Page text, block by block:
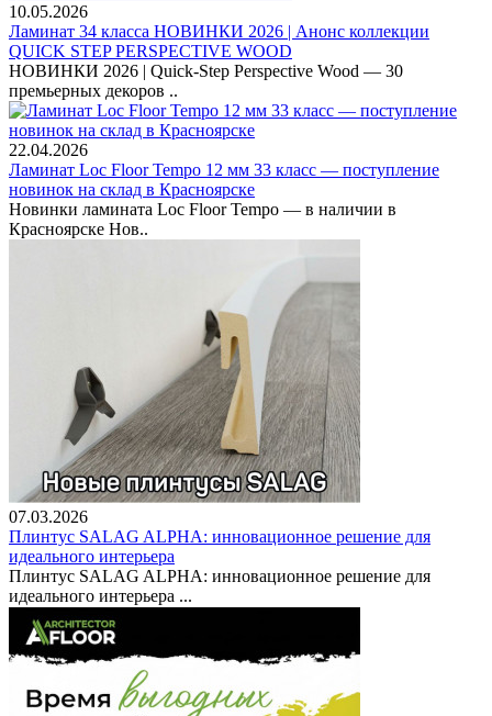
10.05.2026
Ламинат 34 класса НОВИНКИ 2026 | Анонс коллекции
QUICK STEP PERSPECTIVE WOOD
НОВИНКИ 2026 | Quick-Step Perspective Wood — 30
премьерных декоров ..
22.04.2026
Ламинат Loc Floor Tempo 12 мм 33 класс — поступление
новинок на склад в Красноярске
Новинки ламината Loc Floor Tempo — в наличии в
Красноярске Нов..
07.03.2026
Плинтус SALAG ALPHA: инновационное решение для
идеального интерьера
Плинтус SALAG ALPHA: инновационное решение для
идеального интерьера ...